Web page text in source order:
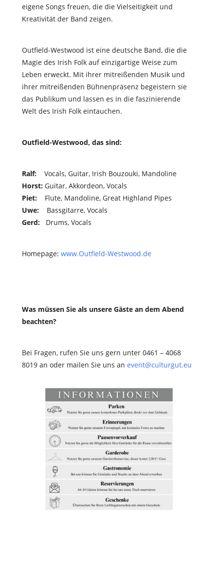
eigene Songs freuen, die die Vielseitigkeit und
Kreativität der Band zeigen.
Outfield-Westwood ist eine deutsche Band, die die
Magie des Irish Folk auf einzigartige Weise zum
Leben erweckt. Mit ihrer mitreißenden Musik und
ihrer mitreißenden Bühnenpräsenz begeistern sie
das Publikum und lassen es in die faszinierende
Welt des Irish Folk eintauchen.
Outfield-Westwood, das sind:
Ralf:Vocals, Guitar, Irish Bouzouki, Mandoline
Horst:Guitar, Akkordeon, Vocals
Piet:
Flute, Mandoline, Great Highland Pipes
Uwe:
Bassgitarre, Vocals
Gerd:Drums, Vocals
Homepage: www.Outfield-Westwood.de
Was müssen Sie als unsere Gäste an dem Abend
beachten?
Bei Fragen, rufen Sie uns gern unter 0461 – 4068
8019 an oder mailen Sie uns an event@culturgut.eu